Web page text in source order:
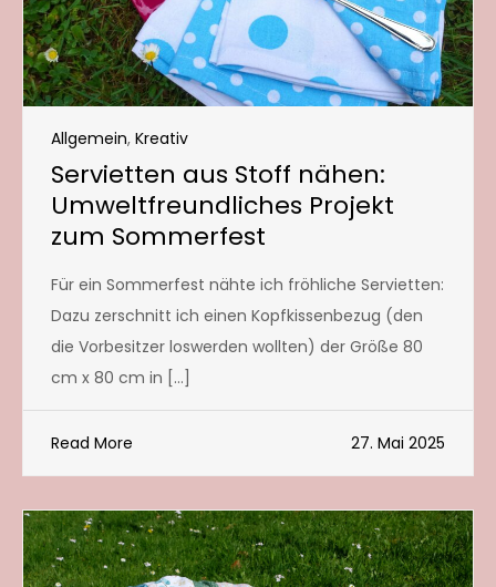
Allgemein, Kreativ
Servietten aus Stoff nähen:
Umweltfreundliches Projekt
zum Sommerfest
Für ein Sommerfest nähte ich fröhliche Servietten:
Dazu zerschnitt ich einen Kopfkissenbezug (den
die Vorbesitzer loswerden wollten) der Größe 80
cm x 80 cm in […]
Read More 27. Mai 2025